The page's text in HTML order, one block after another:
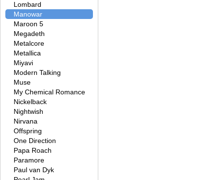
Lombard
Manowar
Maroon 5
Megadeth
Metalcore
Metallica
Miyavi
Modern Talking
Muse
My Chemical Romance
Nickelback
Nightwish
Nirvana
Offspring
One Direction
Papa Roach
Paramore
Paul van Dyk